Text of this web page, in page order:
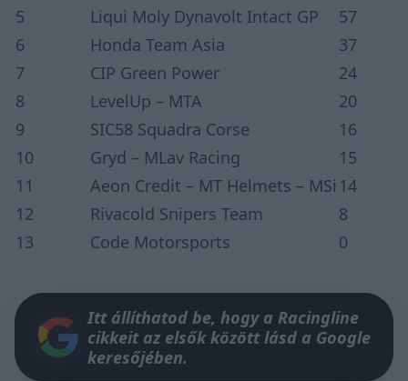
5
Liqui Moly Dynavolt Intact GP
57
6
Honda Team Asia
37
7
CIP Green Power
24
8
LevelUp – MTA
20
9
SIC58 Squadra Corse
16
10
Gryd – MLav Racing
15
11
Aeon Credit – MT Helmets – MSi 14
12
Rivacold Snipers Team
8
13
Code Motorsports 0
Itt állíthatod be, hogy a Racingline
cikkeit az elsők között lásd a Google
keresőjében.